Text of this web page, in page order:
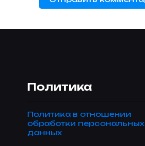
Политика
Политика в отношении
обработки персональных
данных